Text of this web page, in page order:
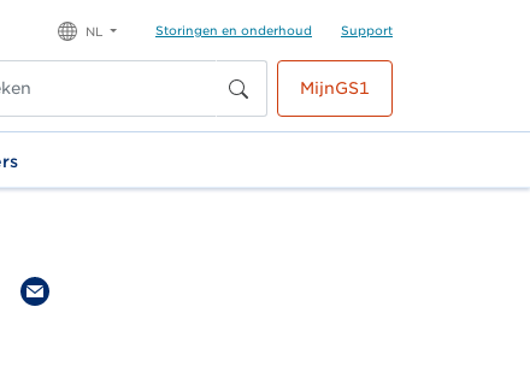
NL Storingen en onderhoud Support
MijnGS1